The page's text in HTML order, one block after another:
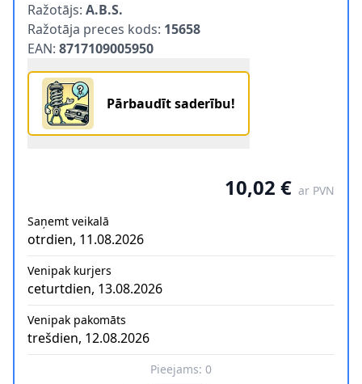
Ražotājs: A.B.S.
Ražotāja preces kods: 15658
EAN: 8717109005950
Pārbaudīt saderību!
10,02 € ar PVN
Saņemt veikalā
otrdien, 11.08.2026
Venipak kurjers
ceturtdien, 13.08.2026
Venipak pakomāts
trešdien, 12.08.2026
Pieejams: 0